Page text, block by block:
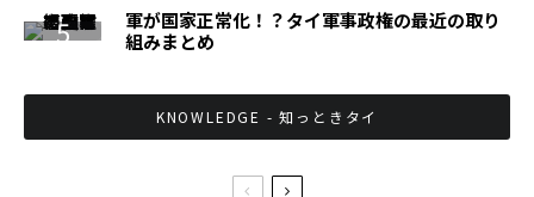
軍が国家正常化！？タイ軍事政権の最近の取り
組みまとめ
KNOWLEDGE - 知っときタイ